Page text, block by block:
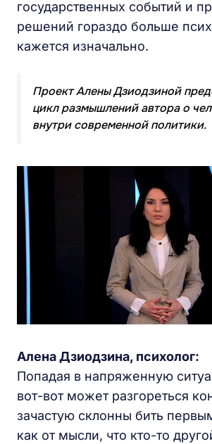
государственных событий и
решений гораздо больше
кажется изначально.
Проект Алены Дзиодзиной
цикл размышлений автора о
внутри современной политики.
Алена Дзиодзина, психолог:
Попадая в напряженную
вот-вот может разгореться
зачастую склонны бить
как от мысли, что кто-то